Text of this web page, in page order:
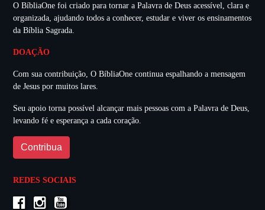
O BíbliaOne foi criado para tornar a Palavra de Deus acessível, clara e
organizada, ajudando todos a conhecer, estudar e viver os ensinamentos
da Bíblia Sagrada.
DOAÇÃO
Com sua contribuição, O BíbliaOne continua espalhando a mensagem
de Jesus por muitos lares.
Seu apoio torna possível alcançar mais pessoas com a Palavra de Deus,
levando fé e esperança a cada coração.
Contribua
REDES SOCIAIS